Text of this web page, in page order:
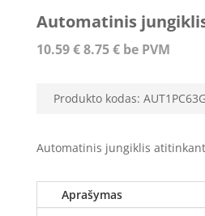
Automatinis
10.59€8.75€be PVM
Produkto kodas:
Automatinis jungiklis
Aprašymas